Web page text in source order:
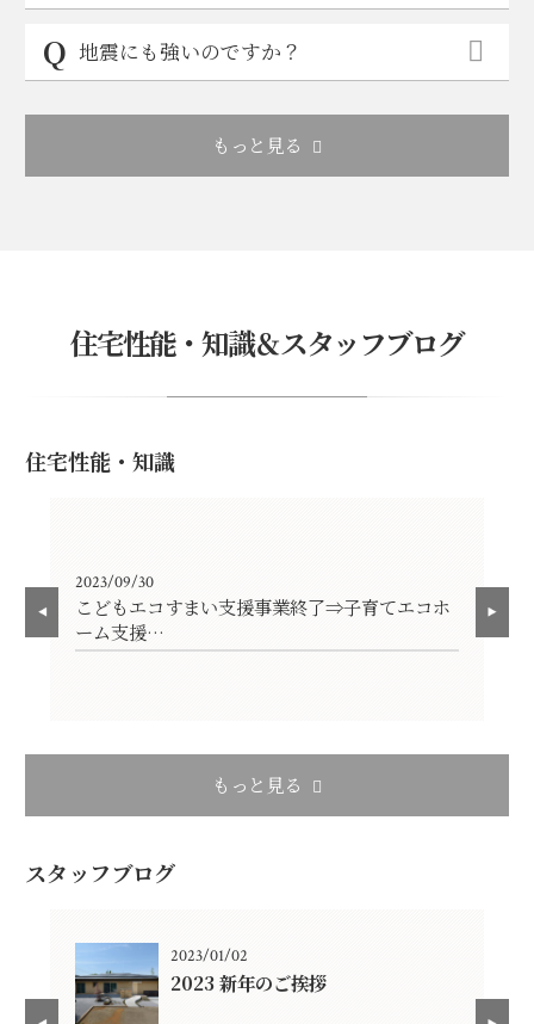
地震にも強いのですか？
もっと見る
住宅性能・知識＆スタッフブログ
住宅性能・知識
2023/09/30
こどもエコすまい支援事業終了⇒子育てエコホ
ーム支援…
もっと見る
スタッフブログ
2023/01/02
2023 新年のご挨拶